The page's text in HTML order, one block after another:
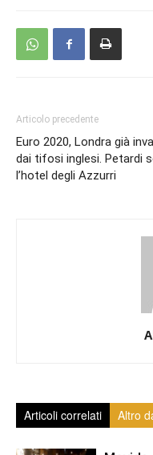
Articolo precedente
Euro 2020, Londra già
dai tifosi inglesi. Petardi
l’hotel degli Azzurri
Articoli correlati Altro